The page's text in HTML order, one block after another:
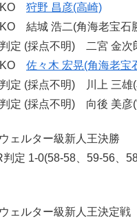
狩野 昌彦(高崎)
結城 浩二(角海老宝石
定 (採点不明) 二宮 金次
佐々木 宏晃(角海老宝
定 (採点不明) 川上 三雄(
定 (採点不明) 向後 美彦(
ェルター級新人王決勝
定 1-0(58-58、59-56、
ェルター級新人王決定戦